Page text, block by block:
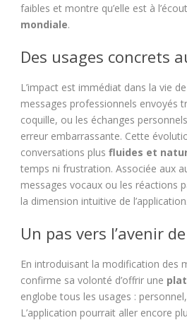
faibles et montre qu’elle est à
mondiale.
Des usages concrets
L’impact est immédiat dans la vie
messages professionnels envoyés
coquille, ou les échanges
erreur embarrassante. Cette
conversations plus fluides et
temps ni frustration. Associée aux
messages vocaux ou les réactions
la dimension intuitive de l’application.
Un pas vers l’avenir
En introduisant la modification des
confirme sa volonté d’offrir une
englobe tous les usages :
L’application pourrait aller encore